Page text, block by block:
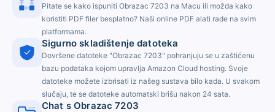
Pitate se kako ispuniti Obrazac 7203 na Macu ili možda kako
koristiti PDF filer besplatno? Naši online PDF alati rade na svim
platformama.
Sigurno skladištenje datoteka
Dovršene datoteke "Obrazac 7203" pohranjuju se u zaštićenu
bazu podataka kojom upravlja Amazon Cloud hosting. Svoje
datoteke možete izbrisati iz našeg sustava bilo kada. U svakom
slučaju, te se datoteke automatski brišu nakon 24 sata.
Chat s Obrazac 7203